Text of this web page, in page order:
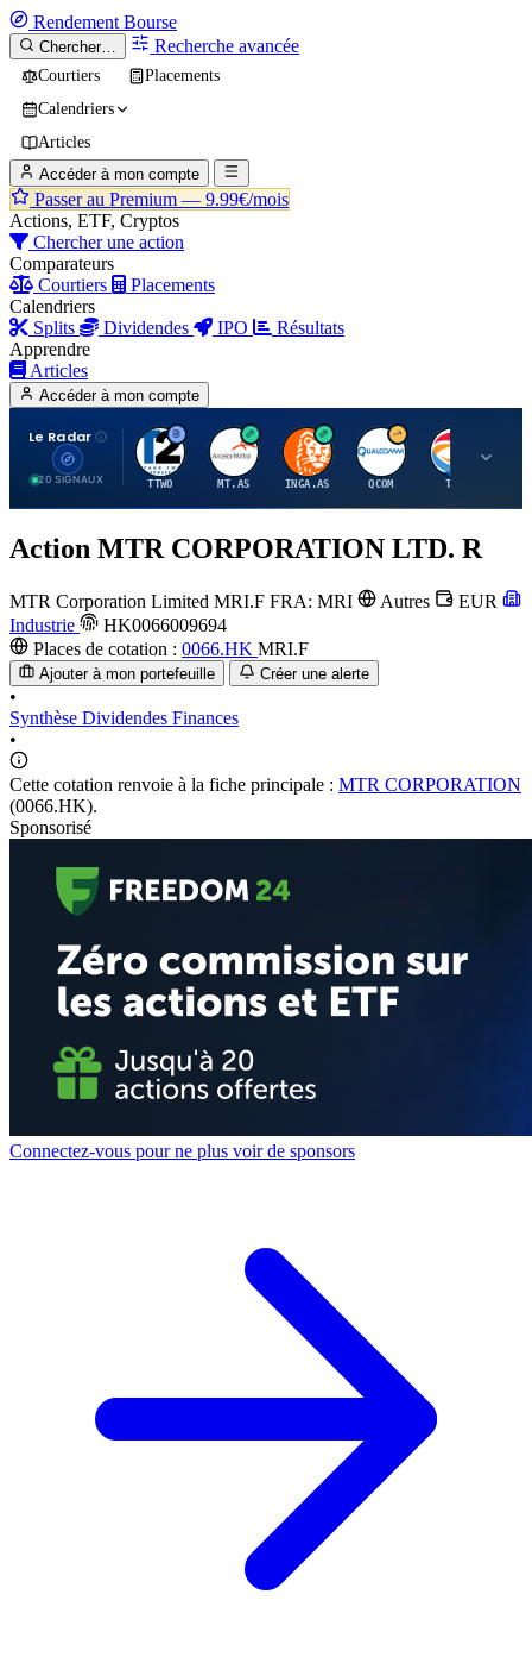
Rendement Bourse
Chercher… Recherche avancée
Courtiers
Placements
Calendriers
Articles
Accéder à mon compte
Passer au Premium — 9.99€/mois
Actions, ETF, Cryptos
Chercher une action
Comparateurs
Courtiers
Placements
Calendriers
Splits
Dividendes IPO
Résultats
Apprendre
Articles
Accéder à mon compte
Le Radar
20 SIGNAUX
T
TTWO
A
MT.AS
I
INGA.AS
Q
QCOM
T
TTE
Action MTR CORPORATION LTD. R
MTR Corporation Limited MRI.F FRA: MRI Autres
EUR
Industrie
HK0066009694
Places de cotation : 0066.HK MRI.F
Ajouter à mon portefeuille Créer une alerte
•
Synthèse Dividendes Finances
•
Cette cotation renvoie à la fiche principale : MTR CORPORATION
(0066.HK).
Sponsorisé
Connectez-vous pour ne plus voir de sponsors